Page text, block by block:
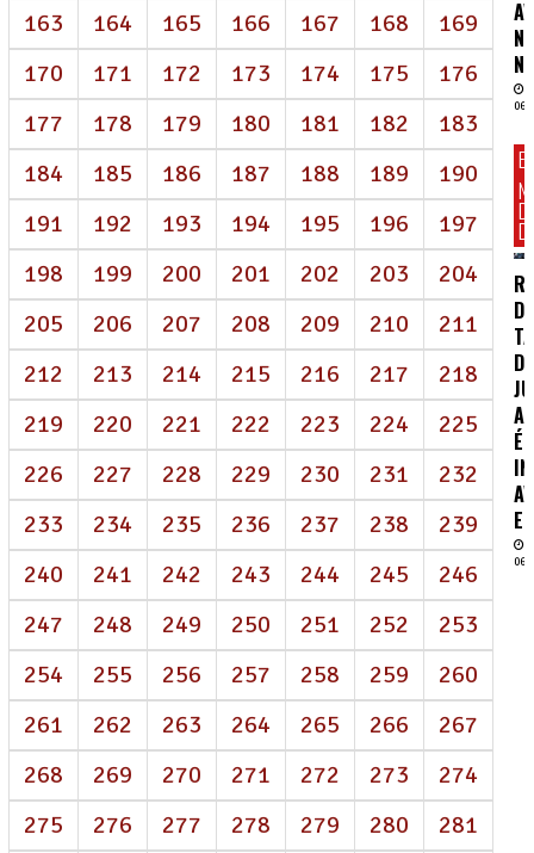
163
164 165 166 167 168
169
170
171 172 173 174 175
176
177
178 179 180 181 182
183
184
185 186 187 188 189
190
191
192 193 194 195 196
197
198
199 200 201 202 203
204
205
206 207 208 209 210
211
212
213 214 215 216 217
218
219
220 221 222 223 224
225
226
227 228 229 230 231
232
233
234 235 236 237 238
239
240
241 242 243 244 245
246
247
248 249 250 251 252
253
254
255 256 257 258 259
260
261
262 263 264 265 266
267
268
269 270 271 272 273
274
275
276 277 278 279 280
281
06/
DA
DE
É
06/